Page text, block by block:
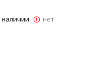
наличии нет